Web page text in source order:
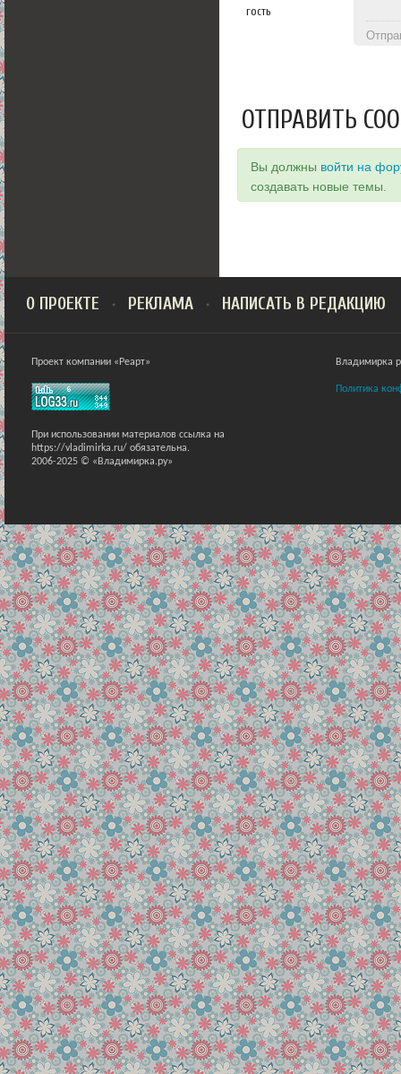
гость
ОТПРАВИТЬ
Вы должны войти на
создавать новые темы.
О ПРОЕКТЕ РЕКЛАМА НАПИСАТЬ В РЕДАКЦИЮ
Проект компании «Реарт»
При использовании материалов ссылка на
https://vladimirka.ru/ обязательна.
2006-2025 © «Владимирка.ру»
Владимирка
Политика